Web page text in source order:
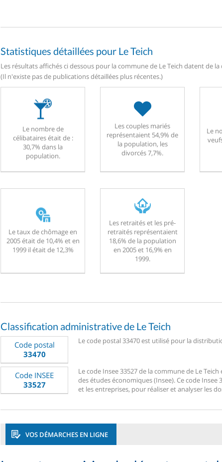
Statistiques détaillées pour Le Teich
Les résultats affichés ci dessous pour la commune de Le Teich datent de la
(Il n'existe pas de publications détaillées plus récentes.)
Le nombre de
célibataires était de :
30,7% dans la
population.
Les couples mariés
représentaient 54,9% de
la population, les
divorcés 7,7%.
Le
Le taux de chômage en
2005 était de 10,4% et en
1999 il était de 12,3%
Les retraités et les pré-
retraités représentaient
18,6% de la population
en 2005 et 16,9% en
1999.
Classification administrative de Le Teich
Code postal
33470
Le code postal 33470 est utilisé pour la
Code INSEE
33527
Le code Insee 33527 de la commune de Le
des études économiques (Insee). Ce code
et les entreprises, pour réaliser et analyser les
VOS DÉMARCHES EN LIGNE